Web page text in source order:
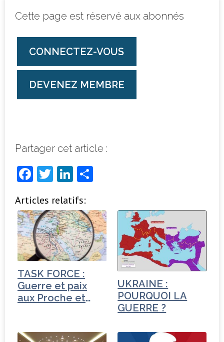
Cette page est réservé aux abonnés
CONNECTEZ-VOUS
DEVENEZ MEMBRE
Partager cet article :
F
c
e
b
o
o
k
T
it
t
e
r
Li
k
e
dI
n
ta
g
e
r
Articles relatifs:
TASK FORCE :
Guerre et paix
aux Proche et
UKRAINE :
POURQUOI LA
GUERRE ?